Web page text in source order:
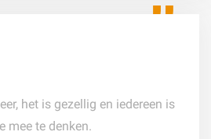
het is gezellig en iedereen is
mee te denken.